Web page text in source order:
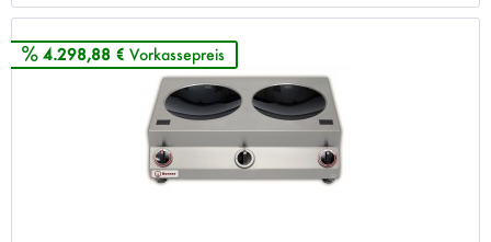
4.298,88 € Vorkassepreis